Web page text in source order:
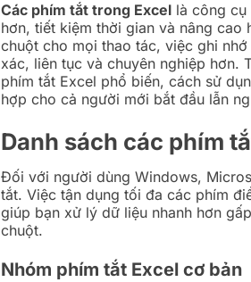
Các phím tắt trong Excel là công
hơn, tiết kiệm thời gian và nâng
chuột cho mọi thao tác, việc ghi
xác, liên tục và chuyên nghiệp hơn.
phím tắt Excel phổ biến, cách sử
hợp cho cả người mới bắt đầu lẫn
Danh sách các phím
Đối với người dùng Windows,
tắt. Việc tận dụng tối đa các phím
giúp bạn xử lý dữ liệu nhanh hơn
chuột.
Nhóm phím tắt Excel cơ bản